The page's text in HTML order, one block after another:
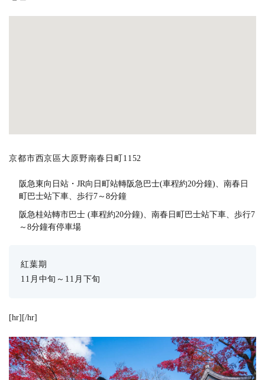
京都市西京區大原野南春日町1152
阪急東向日站・JR向日町站轉阪急巴士(車程約20分鐘)、南春日
町巴士站下車、歩行7～8分鐘
阪急桂站轉市巴士 (車程約20分鐘)、南春日町巴士站下車、歩行7
～8分鐘有停車場
紅葉期
11月中旬～11月下旬
[hr][/hr]